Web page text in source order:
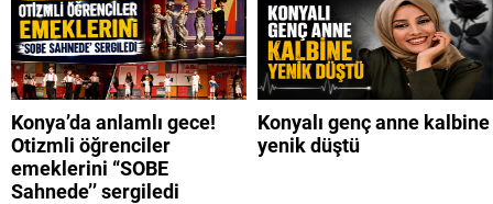
Konya’da anlamlı gece!
Otizmli öğrenciler
emeklerini “SOBE
Sahnede’’ sergiledi
Konyalı genç anne kalbine
yenik düştü